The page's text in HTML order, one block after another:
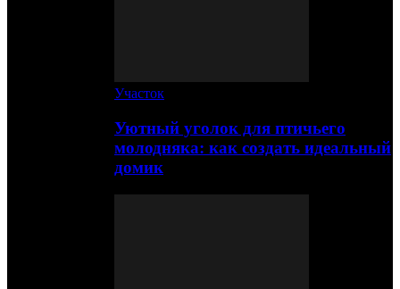
Участок
Уютный уголок для птичьего
молодняка: как создать идеальный
домик